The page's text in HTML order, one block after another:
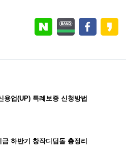
용업(UP) 특례보증 신청방법
하반기 창작디딤돌 총정리